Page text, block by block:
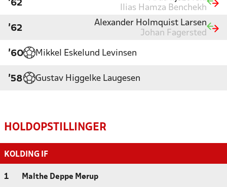
'62
Ilias Hamza Benchekh
'62
Alexander Holmquist Larsen
Johan Fagersted
'60 Mikkel Eskelund Levinsen
'58 Gustav Higgelke Laugesen
HOLDOPSTILLINGER
KOLDING IF
1 Malthe Deppe Mørup